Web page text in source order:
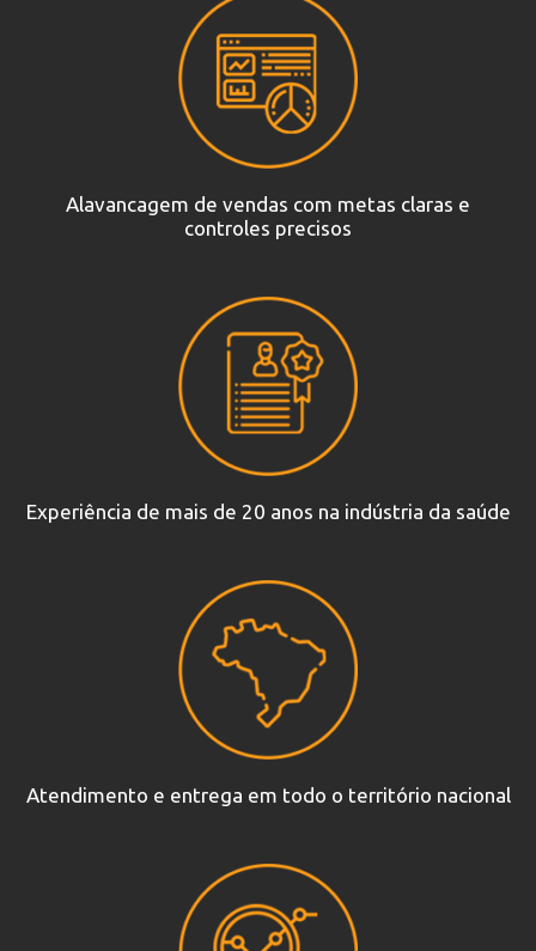
Alavancagem de vendas com metas claras e
controles precisos
Experiência de mais de 20 anos na indústria da saúde
Atendimento e entrega em todo o território nacional